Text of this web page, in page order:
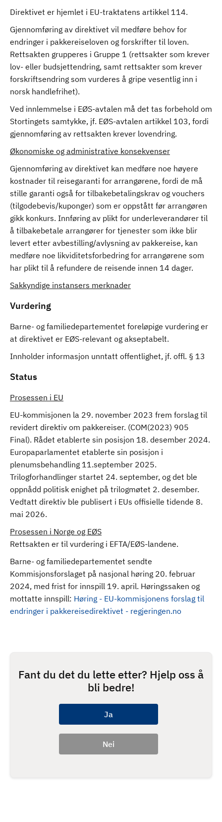
Direktivet er hjemlet i EU-traktatens artikkel 114.
Gjennomføring av direktivet vil medføre behov for
endringer i pakkereiseloven og forskrifter til loven.
Rettsakten grupperes i Gruppe 1 (rettsakter som krever
lov- eller budsjettendring, samt rettsakter som krever
forskriftsendring som vurderes å gripe vesentlig inn i
norsk handlefrihet).
Ved innlemmelse i EØS-avtalen må det tas forbehold om
Stortingets samtykke, jf. EØS-avtalen artikkel 103, fordi
gjennomføring av rettsakten krever lovendring.
Økonomiske og administrative konsekvenser
Gjennomføring av direktivet kan medføre noe høyere
kostnader til reisegaranti for arrangørene, fordi de må
stille garanti også for tilbakebetalingskrav og vouchers
(tilgodebevis/kuponger) som er oppstått før arrangøren
gikk konkurs. Innføring av plikt for underleverandører til
å tilbakebetale arrangører for tjenester som ikke blir
levert etter avbestilling/avlysning av pakkereise, kan
medføre noe likviditetsforbedring for arrangørene som
har plikt til å refundere de reisende innen 14 dager.
Sakkyndige instansers merknader
Vurdering
Barne- og familiedepartementet foreløpige vurdering er
at direktivet er EØS-relevant og akseptabelt.
Innholder informasjon unntatt offentlighet, jf. offl. § 13
Status
Prosessen i EU
EU-kommisjonen la 29. november 2023 frem forslag til
revidert direktiv om pakkereiser. (COM(2023) 905
Final). Rådet etablerte sin posisjon 18. desember 2024.
Europaparlamentet etablerte sin posisjon i
plenumsbehandling 11.september 2025.
Trilogforhandlinger startet 24. september, og det ble
oppnådd politisk enighet på trilogmøtet 2. desember.
Vedtatt direktiv ble publisert i EUs offisielle tidende 8.
mai 2026.
Prosessen i Norge og EØS
Rettsakten er til vurdering i EFTA/EØS-landene.
Barne- og familiedepartementet sendte
Kommisjonsforslaget på nasjonal høring 20. februar
2024, med frist for innspill 19. april. Høringssaken og
mottatte innspill: Høring - EU-kommisjonens forslag til
endringer i pakkereisedirektivet - regjeringen.no
Fant du det du lette etter? Hjelp oss å
bli bedre!